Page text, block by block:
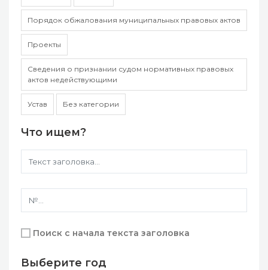
Порядок обжалования муниципальных правовых актов
Проекты
Сведения о признании судом нормативных правовых
актов недействующими
Устав Без категории
Что ищем?
Поиск с начала текста заголовка
Выберите год